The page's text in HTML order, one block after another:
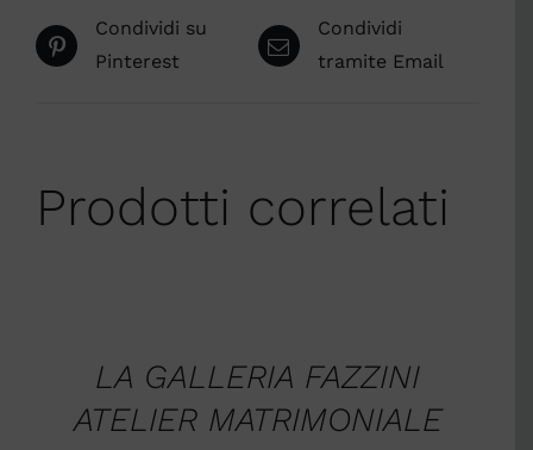
Condividi su
Pinterest
Condividi
tramite Email
Prodotti correlati
LA GALLERIA FAZZINI
ATELIER MATRIMONIALE